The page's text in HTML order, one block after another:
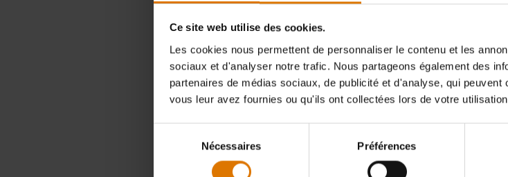
Ce site web utilise des cookies.
Les cookies nous permettent de personnaliser le contenu et les
sociaux et d'analyser notre trafic. Nous partageons également des
partenaires de médias sociaux, de publicité et d'analyse, qui
vous leur avez fournies ou qu'ils ont collectées lors de votre
consentement
Nécessaires Préférences
Veste souple Premium